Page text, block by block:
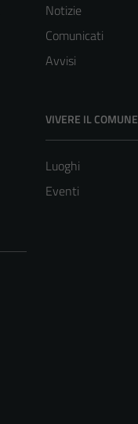
Notizie
Comunicati
Avvisi
VIVERE IL COMUNE
Luoghi
Eventi